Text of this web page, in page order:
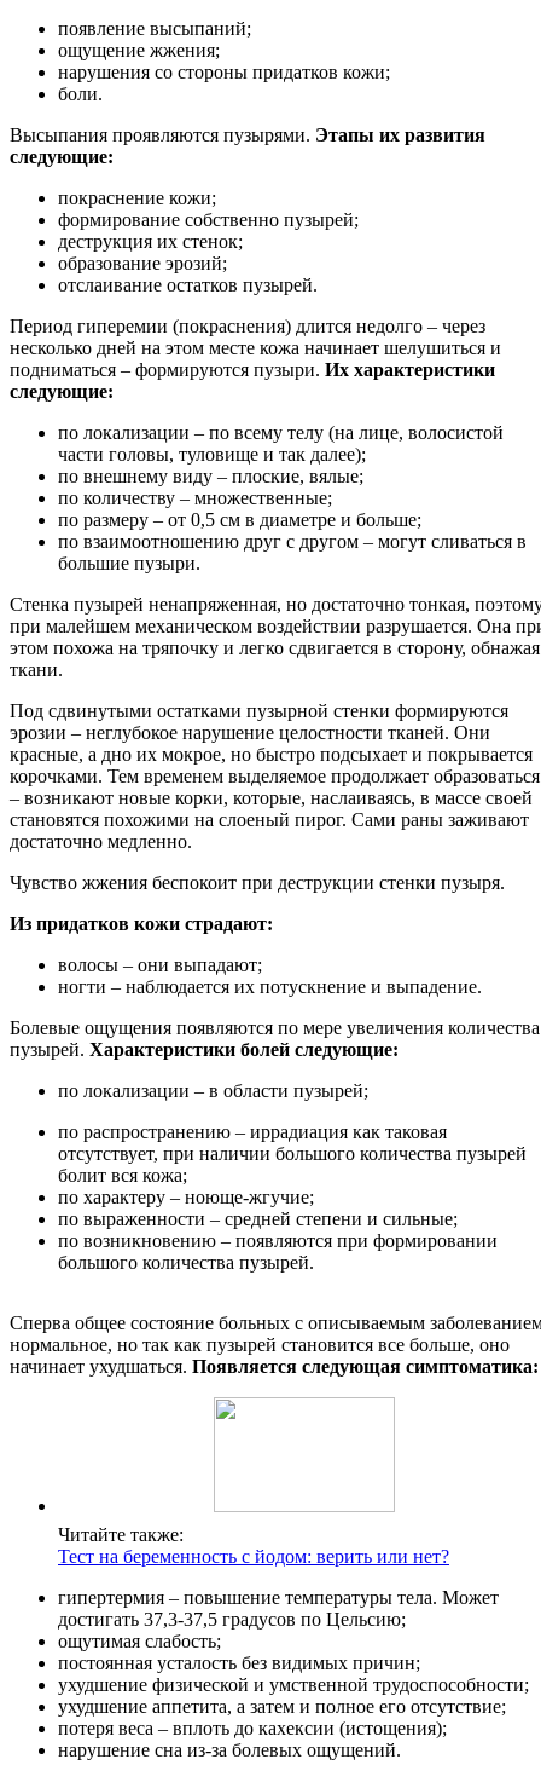
появление высыпаний;
ощущение жжения;
нарушения со стороны придатков кожи;
боли.
Высыпания проявляются пузырями. Этапы их развития
следующие:
покраснение кожи;
формирование собственно пузырей;
деструкция их стенок;
образование эрозий;
отслаивание остатков пузырей.
Период гиперемии (покраснения) длится недолго – через
несколько дней на этом месте кожа начинает шелушиться и
подниматься – формируются пузыри. Их характеристики
следующие:
по локализации – по всему телу (на лице, волосистой
части головы, туловище и так далее);
по внешнему виду – плоские, вялые;
по количеству – множественные;
по размеру – от 0,5 см в диаметре и больше;
по взаимоотношению друг с другом – могут сливаться в
большие пузыри.
Стенка пузырей ненапряженная, но достаточно тонкая,
при малейшем механическом воздействии разрушается. Она
этом похожа на тряпочку и легко сдвигается в сторону, обнажая
ткани.
Под сдвинутыми остатками пузырной стенки формируются
эрозии – неглубокое нарушение целостности тканей. Они
красные, а дно их мокрое, но быстро подсыхает и покрывается
корочками. Тем временем выделяемое продолжает образоваться
– возникают новые корки, которые, наслаиваясь, в массе своей
становятся похожими на слоеный пирог. Сами раны заживают
достаточно медленно.
Чувство жжения беспокоит при деструкции стенки пузыря.
Из придатков кожи страдают:
волосы – они выпадают;
ногти – наблюдается их потускнение и выпадение.
Болевые ощущения появляются по мере увеличения количества
пузырей. Характеристики болей следующие:
по локализации – в области пузырей;
по распространению – иррадиация как таковая
отсутствует, при наличии большого количества пузырей
болит вся кожа;
по характеру – ноюще-жгучие;
по выраженности – средней степени и сильные;
по возникновению – появляются при формировании
большого количества пузырей.
Сперва общее состояние больных с описываемым
нормальное, но так как пузырей становится все больше, оно
начинает ухудшаться. Появляется следующая симптоматика:
Читайте также:
Тест на беременность с йодом: верить или нет?
гипертермия – повышение температуры тела. Может
достигать 37,3-37,5 градусов по Цельсию;
ощутимая слабость;
постоянная усталость без видимых причин;
ухудшение физической и умственной трудоспособности;
ухудшение аппетита, а затем и полное его отсутствие;
потеря веса – вплоть до кахексии (истощения);
нарушение сна из-за болевых ощущений.